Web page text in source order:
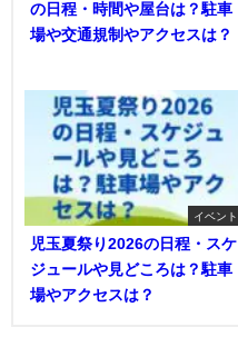
の日程・時間や屋台は？駐車
場や交通規制やアクセスは？
イベント
児玉夏祭り2026の日程・スケ
ジュールや見どころは？駐車
場やアクセスは？